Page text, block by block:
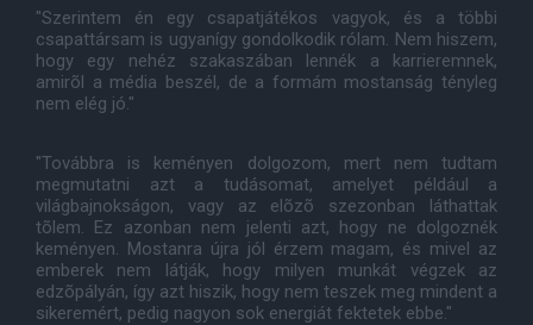
"Szerintem én egy csapatjátékos vagyok, és a többi
csapattársam is ugyanígy gondolkodik rólam. Nem hiszem,
hogy egy nehéz szakaszában lennék a karrieremnek,
amirõl a média beszél, de a formám mostanság tényleg
nem elég jó."
"Továbbra is keményen dolgozom, mert nem tudtam
megmutatni azt a tudásomat, amelyet például a
világbajnokságon, vagy az elõzõ szezonban láthattak
tõlem. Ez azonban nem jelenti azt, hogy ne dolgoznék
keményen. Mostanra újra jól érzem magam, és mivel az
emberek nem látják, hogy milyen munkát végzek az
edzõpályán, így azt hiszik, hogy nem teszek meg mindent a
sikeremért, pedig nagyon sok energiát fektetek ebbe."